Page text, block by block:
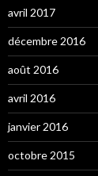
avril 2017
décembre 2016
août 2016
avril 2016
janvier 2016
octobre 2015